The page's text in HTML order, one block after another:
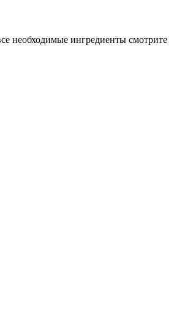
ингредиенты смотрите